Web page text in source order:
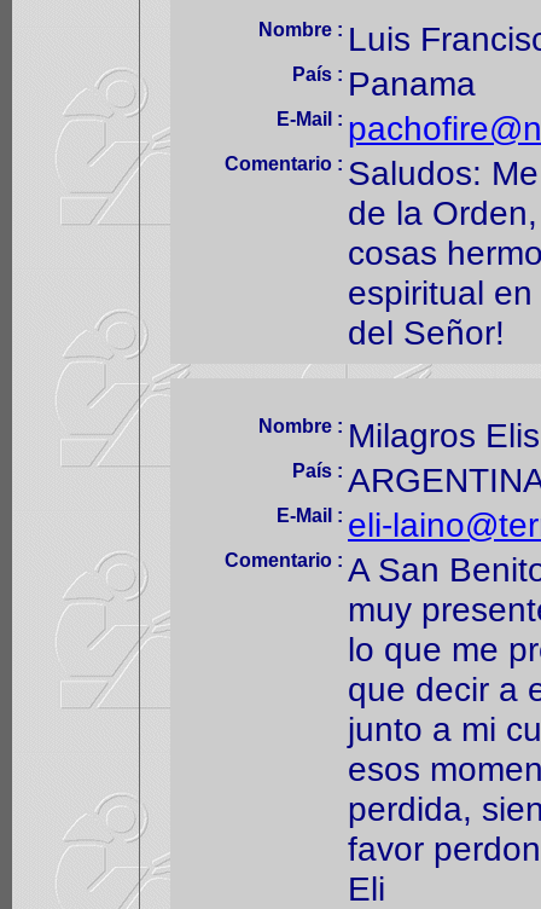
Nombre : Luis
País : Panama
E-Mail :
Comentario : Saludos:
de la
cosas
espiritual
del Señor!
Nombre : Milagros
País :
E-Mail : eli-
Comentario : A San
muy
lo que me
que decir a
junto a mi
esos
perdida,
favor
Eli